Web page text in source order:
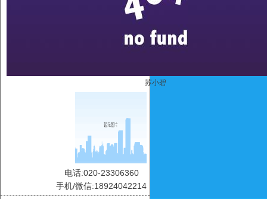
苏小碧
电话:020-23306360
手机/微信:18924042214